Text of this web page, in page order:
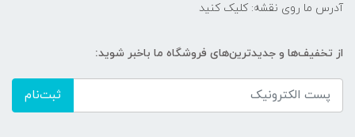
آدرس ما روی نقشه: کلیک کنید
از تخفیف‌ها و جدیدترین‌های فروشگاه ما باخبر شوید:
ثبت‌نام